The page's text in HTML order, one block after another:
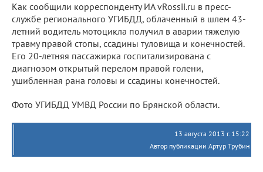
Как сообщили корреспонденту ИА vRossii.ru в пресс-
службе регионального УГИБДД, облаченный в шлем 43-
летний водитель мотоцикла получил в аварии тяжелую
травму правой стопы, ссадины туловища и конечностей.
Его 20-летняя пассажирка госпитализирована с
диагнозом открытый перелом правой голени,
ушибленная рана головы и ссадины конечностей.
Фото УГИБДД УМВД России по Брянской области.
13 августа 2013 г. 15:22
Автор публикации Артур Трубин